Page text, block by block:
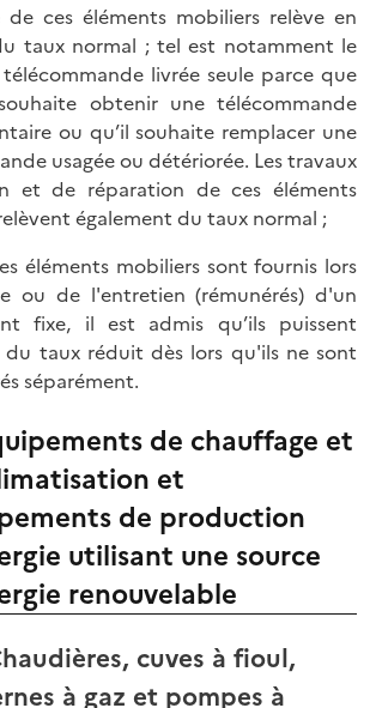
ces éléments mobiliers relève en
taux normal ; tel est notamment le
télécommande livrée seule parce que
obtenir une télécommande
ou qu’il souhaite remplacer une
usagée ou détériorée. Les travaux
et de réparation de ces éléments
également du taux normal ;
éléments mobiliers sont fournis lors
ou de l'entretien (rémunérés) d'un
fixe, il est admis qu’ils puissent
du taux réduit dès lors qu'ils ne sont
séparément.
de chauffage et
et
de production
utilisant une source
renouvelable
cuves à fioul,
à gaz et pompes à